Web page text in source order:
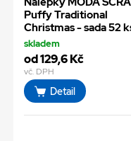
Puffy Traditional
Christmas - sada 52
skladem
od 129,6 Kč
vč. DPH
Detail